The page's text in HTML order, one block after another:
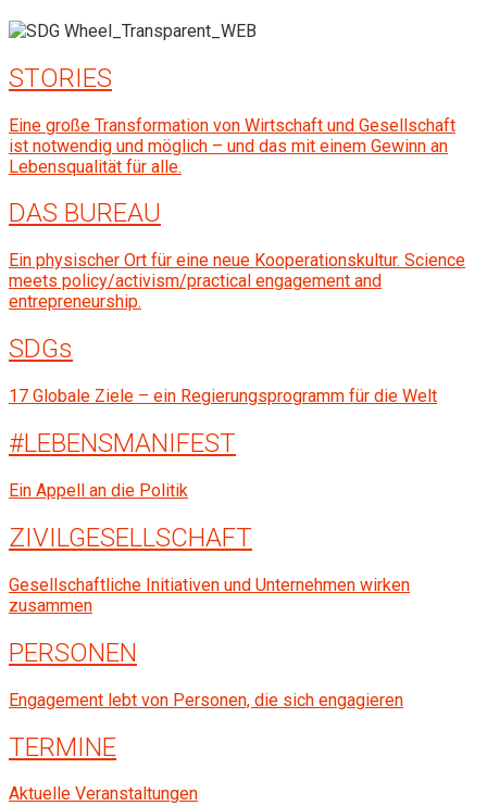
STORIES
Eine große Transformation von Wirtschaft und Gesellschaft
ist notwendig und möglich – und das mit einem Gewinn an
Lebensqualität für alle.
DAS BUREAU
Ein physischer Ort für eine neue Kooperationskultur. Science
meets policy/activism/practical engagement and
entrepreneurship.
SDGs
17 Globale Ziele – ein Regierungsprogramm für die Welt
#LEBENS­MANIFEST
Ein Appell an die Politik
ZIVILGESELL­SCHAFT
Gesellschaftliche Initiativen und Unternehmen wirken
zusammen
PERSONEN
Engagement lebt von Personen, die sich engagieren
TERMINE
Aktuelle Veranstaltungen